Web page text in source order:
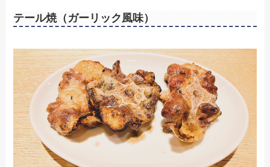
テール焼（ガーリック風味）